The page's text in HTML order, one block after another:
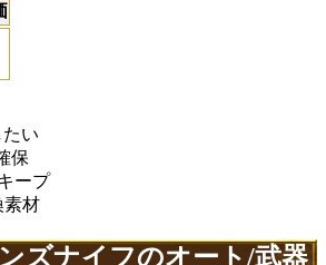
たい
保
ープ
素材
ズナイフのオート/武器